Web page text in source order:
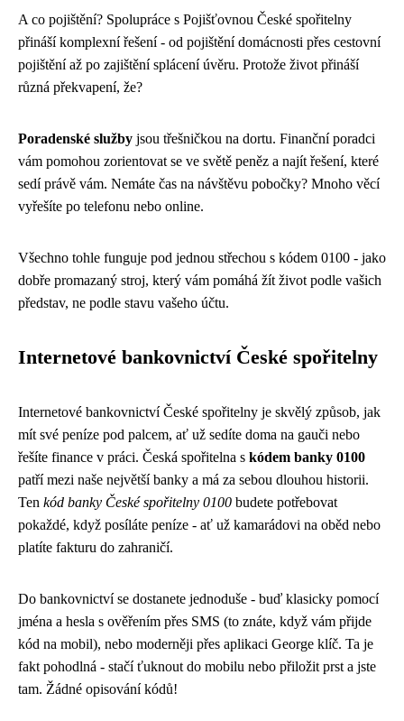
A co pojištění? Spolupráce s Pojišťovnou České spořitelny
přináší komplexní řešení - od pojištění domácnosti přes cestovní
pojištění až po zajištění splácení úvěru. Protože život přináší
různá překvapení, že?
Poradenské služby jsou třešničkou na dortu. Finanční poradci
vám pomohou zorientovat se ve světě peněz a najít řešení, které
sedí právě vám. Nemáte čas na návštěvu pobočky? Mnoho věcí
vyřešíte po telefonu nebo online.
Všechno tohle funguje pod jednou střechou s kódem 0100 - jako
dobře promazaný stroj, který vám pomáhá žít život podle vašich
představ, ne podle stavu vašeho účtu.
Internetové bankovnictví České spořitelny
Internetové bankovnictví České spořitelny je skvělý způsob, jak
mít své peníze pod palcem, ať už sedíte doma na gauči nebo
řešíte finance v práci. Česká spořitelna s kódem banky 0100
patří mezi naše největší banky a má za sebou dlouhou historii.
Ten kód banky České spořitelny 0100 budete potřebovat
pokaždé, když posíláte peníze - ať už kamarádovi na oběd nebo
platíte fakturu do zahraničí.
Do bankovnictví se dostanete jednoduše - buď klasicky pomocí
jména a hesla s ověřením přes SMS (to znáte, když vám přijde
kód na mobil), nebo moderněji přes aplikaci George klíč. Ta je
fakt pohodlná - stačí ťuknout do mobilu nebo přiložit prst a jste
tam. Žádné opisování kódů!